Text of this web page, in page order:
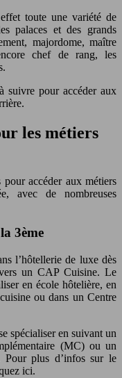
toute une variété de
palaces et des grands
majordome, maître
chef de rang, les
suivre pour accéder aux
les métiers
accéder aux métiers
avec de nombreuses
3ème
l’hôtellerie de luxe dès
un CAP Cuisine. Le
en école hôtelière, en
ou dans un Centre
spécialiser en suivant un
(MC) ou un
Pour plus d’infos sur le
ici.